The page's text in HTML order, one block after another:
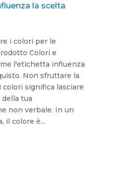
la scelta
i colori per le
Colori e
l'etichetta influenza
Non sfruttare la
colori significa lasciare
della tua
non verbale. In un
il colore è...